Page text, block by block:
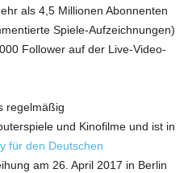
als 4,5 Millionen Abonnenten
Spiele-Aufzeichnungen)
Follower auf der Live-Video-
regelmäßig
und Kinofilme und ist in
für den Deutschen
am 26. April 2017 in Berlin